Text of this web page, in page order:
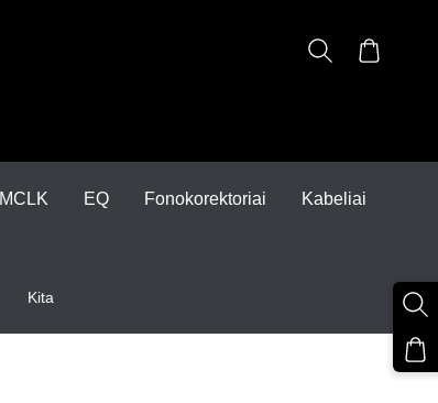
MCLK EQ Fonokorektoriai Kabeliai
Kita